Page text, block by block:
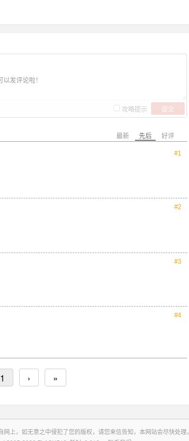
以发评论啦！
攻略提示 提交
最新 先后 好评
#1
#2
#3
#4
1 › »
网上，如无意之中侵犯了您的版权，请您来信告知，本网站会尽快处理。